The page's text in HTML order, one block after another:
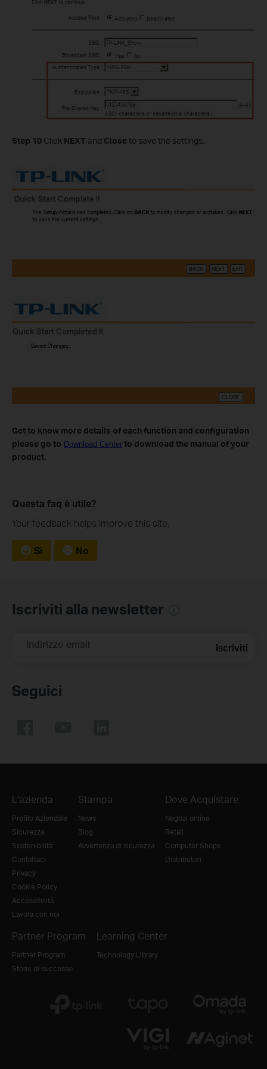
Step 10 Click NEXT and Close to save the settings.
Get to know more details of each function and configuration
please go to Download Center to download the manual of your
product.
Questa faq è utile?
Your feedback helps improve this site.
Sì No
Iscriviti alla newsletter
Indirizzo email Iscriviti
Seguici
L'azienda
Profilo Aziendale
Sicurezza
Sostenibilità
Contattaci
Privacy
Cookie Policy
Accessibilità
Lavora con noi
Stampa
News
Blog
Avvertenza di sicurezza
Dove Acquistare
Negozi online
Retail
Computer Shops
Distributori
Partner Program
Partner Program
Storie di successo
Learning Center
Technology Library